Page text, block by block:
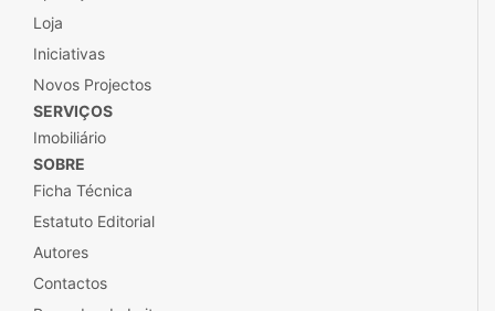
Loja
Iniciativas
Novos Projectos
SERVIÇOS
Imobiliário
SOBRE
Ficha Técnica
Estatuto Editorial
Autores
Contactos